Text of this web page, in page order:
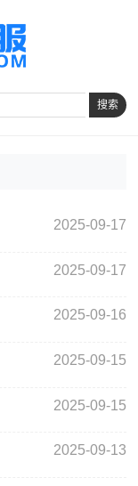
搜索
2025-09-17
2025-09-17
2025-09-16
2025-09-15
2025-09-15
2025-09-13